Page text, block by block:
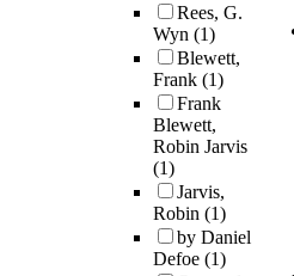
Rees, G.
Wyn (1)
Blewett,
Frank (1)
Frank
Blewett,
Robin Jarvis
(1)
Jarvis,
Robin (1)
by Daniel
Defoe (1)